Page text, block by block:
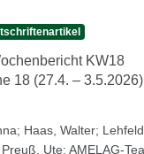
KW18
18 (27.4. –
; Haas, Walter;
Preuß, Ute; AMELAG-